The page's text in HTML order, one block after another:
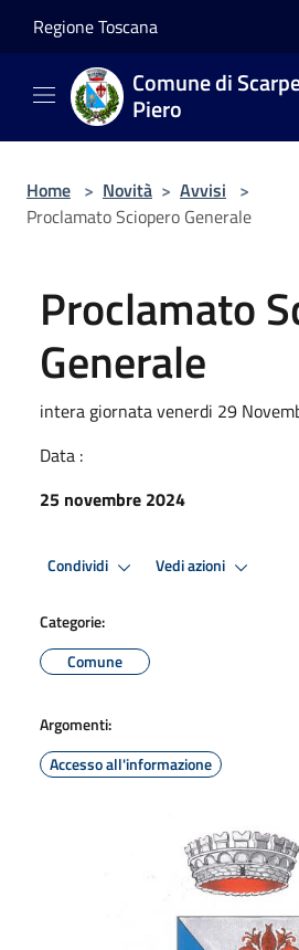
Regione Toscana
Comune di
Piero
Home > Novità > Avvisi >
Proclamato Sciopero Generale
Proclamato
Generale
intera giornata venerdi 29
Data :
25 novembre 2024
Condividi Vedi azioni
Categorie:
Comune
Argomenti:
Accesso all'informazione